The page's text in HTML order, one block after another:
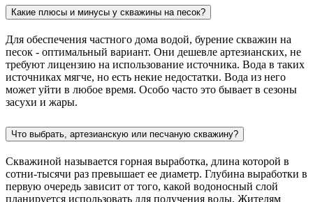
Какие плюсы и минусы у скважины на песок?
Для обеспечения частного дома водой, бурение скважин на
песок - оптимальный вариант. Они дешевле артезианских, не
требуют лицензию на использование источника. Вода в таких
источниках мягче, но есть некие недостатки. Вода из него
может уйти в любое время. Особо часто это бывает в сезоны
засухи и жары.
Что выбрать, артезианскую или песчаную скважину?
Скважиной называется горная выработка, длина которой в
сотни-тысячи раз превышает ее диаметр. Глубина выработки в
первую очередь зависит от того, какой водоносный слой
планируется использовать для получения воды. Жителям